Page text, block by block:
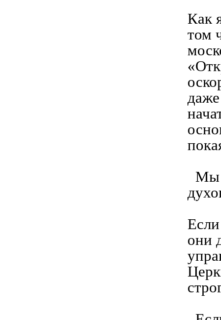
Как
том
Мы
они